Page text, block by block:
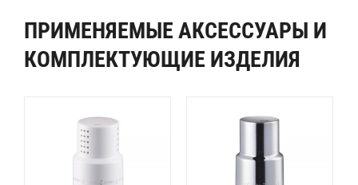
ПРИМЕНЯЕМЫЕ АКСЕССУАРЫ И
КОМПЛЕКТУЮЩИЕ ИЗДЕЛИЯ